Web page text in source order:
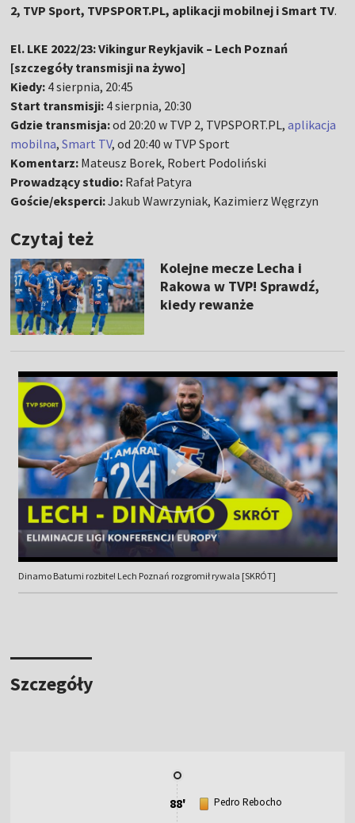
2, TVP Sport, TVPSPORT.PL, aplikacji mobilnej i Smart TV.
El. LKE 2022/23: Vikingur Reykjavik – Lech Poznań
[szczegóły transmisji na żywo]
Kiedy: 4 sierpnia, 20:45
Start transmisji: 4 sierpnia, 20:30
Gdzie transmisja:od 20:20 w TVP 2, TVPSPORT.PL,aplikacja
mobilna,Smart TV, od 20:40 w TVP Sport
Komentarz: Mateusz Borek, Robert Podoliński
Prowadzący studio: Rafał Patyra
Goście/eksperci:Jakub Wawrzyniak, Kazimierz Węgrzyn
Czytaj też
Kolejne mecze Lecha i
Rakowa w TVP! Sprawdź,
kiedy rewanże
Dinamo Batumi rozbite! Lech Poznań rozgromił rywala [SKRÓT]
Szczegóły
88' Pedro Rebocho